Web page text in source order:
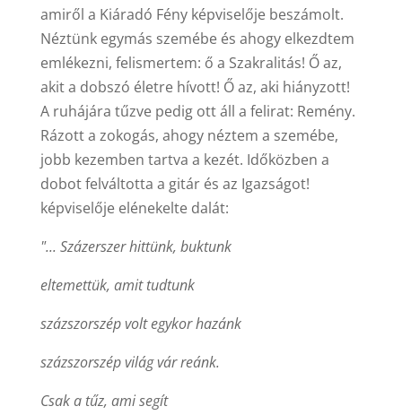
amiről a Kiáradó Fény képviselője beszámolt.
Néztünk egymás szemébe és ahogy elkezdtem
emlékezni, felismertem: ő a Szakralitás! Ő az,
akit a dobszó életre hívott! Ő az, aki hiányzott!
A ruhájára tűzve pedig ott áll a felirat: Remény.
Rázott a zokogás, ahogy néztem a szemébe,
jobb kezemben tartva a kezét. Időközben a
dobot felváltotta a gitár és az Igazságot!
képviselője elénekelte dalát:
"... Százerszer hittünk, buktunk
eltemettük, amit tudtunk
százszorszép volt egykor hazánk
százszorszép világ vár reánk.
Csak a tűz, ami segít